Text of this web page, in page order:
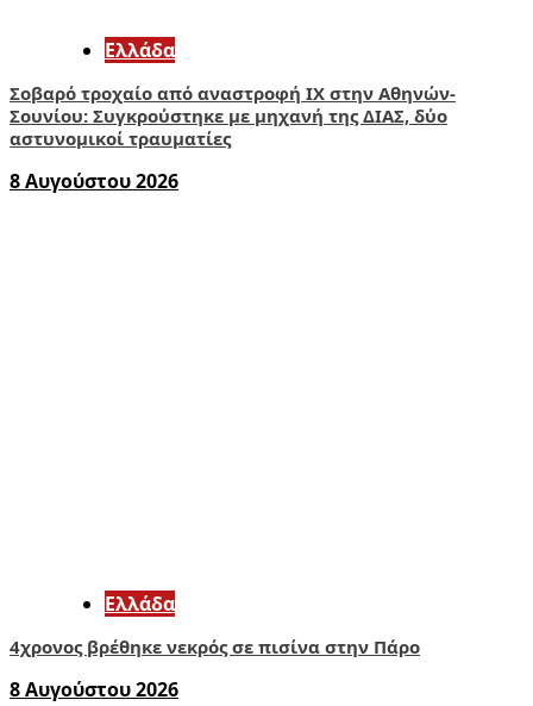
Ελλάδα
Σοβαρό τροχαίο από αναστροφή ΙΧ στην Αθηνών-
Σουνίου: Συγκρούστηκε με μηχανή της ΔΙΑΣ, δύο
αστυνομικοί τραυματίες
8 Αυγούστου 2026
Ελλάδα
4χρονος βρέθηκε νεκρός σε πισίνα στην Πάρο
8 Αυγούστου 2026